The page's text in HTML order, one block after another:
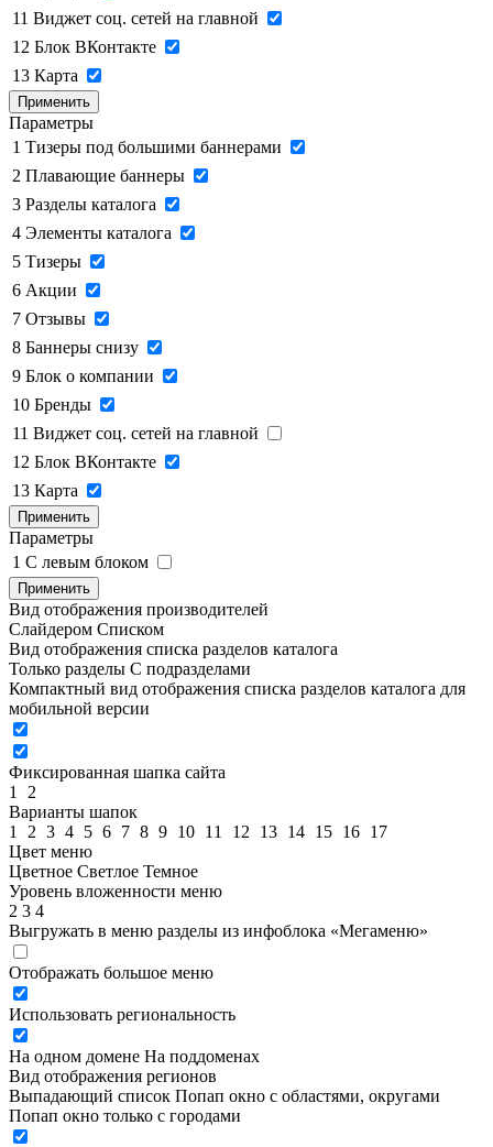
11 Виджет соц. сетей на главной
12 Блок ВКонтакте
13 Карта
Применить
Параметры
1 Тизеры под большими баннерами
2 Плавающие баннеры
3 Разделы каталога
4 Элементы каталога
5 Тизеры
6 Акции
7 Отзывы
8 Баннеры снизу
9 Блок о компании
10 Бренды
11 Виджет соц. сетей на главной
12 Блок ВКонтакте
13 Карта
Применить
Параметры
1 C левым блоком
Применить
Вид отображения производителей
Слайдером Списком
Вид отображения списка разделов каталога
Только разделы С подразделами
Компактный вид отображения списка разделов каталога для
мобильной версии
Фиксированная шапка сайта
1
2
Варианты шапок
1
2 3 4 5 6 7 8 9 10 11 12 13 14 15 16 17
Цвет меню
Цветное Светлое Темное
Уровень вложенности меню
2 3 4
Выгружать в меню разделы из инфоблока «Мегаменю»
Отображать большое меню
Использовать региональность
На одном домене На поддоменах
Вид отображения регионов
Выпадающий список Попап окно c областями, округами
Попап окно только с городами